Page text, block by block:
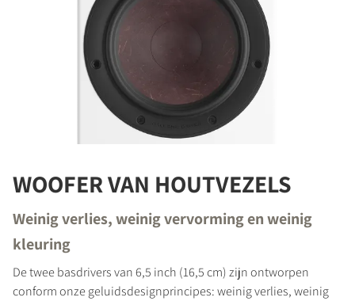
WOOFER VAN HOUTVEZELS
Weinig verlies, weinig vervorming en weinig
kleuring
De twee basdrivers van 6,5 inch (16,5 cm) zijn ontworpen
conform onze geluidsdesignprincipes: weinig verlies, weinig